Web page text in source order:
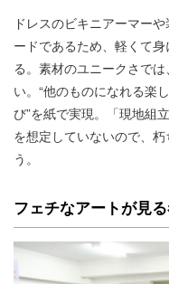
ドレスのビキニアーマー
ードであるため、軽くて
る。素材のユニークさで
い。“他のものになれる楽
び”を紙で実現。「現地組
を想定していないので、
う。
フェチなアートが見